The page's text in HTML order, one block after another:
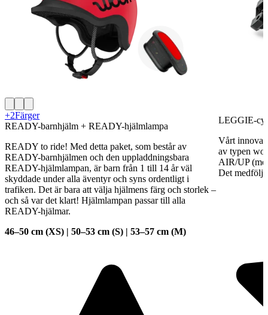
+2Färger
READY-barnhjälm + READY-hjälmlampa
READY to ride! Med detta paket, som består av
READY-barnhjälmen och den uppladdningsbara
READY-hjälmlampan, är barn från 1 till 14 år väl
skyddade under alla äventyr och syns ordentligt i
trafiken. Det är bara att välja hjälmens färg och storlek –
och så var det klart! Hjälmlampan passar till alla
READY-hjälmar.
46–50 cm (XS) | 50–53 cm (S) | 53–57 cm (M)
LEGGIE-
Vårt
av typen
AIR/UP
Det